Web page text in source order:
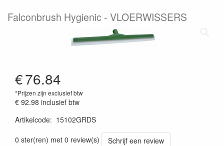
Falconbrush Hygienic - VLOERWISSERS
€76.84
*Prijzen zijn exclusief btw
€ 92.98 inclusief btw
Artikelcode: 15102GRDS
0 ster(ren) met 0 review(s)
Schrijf een review